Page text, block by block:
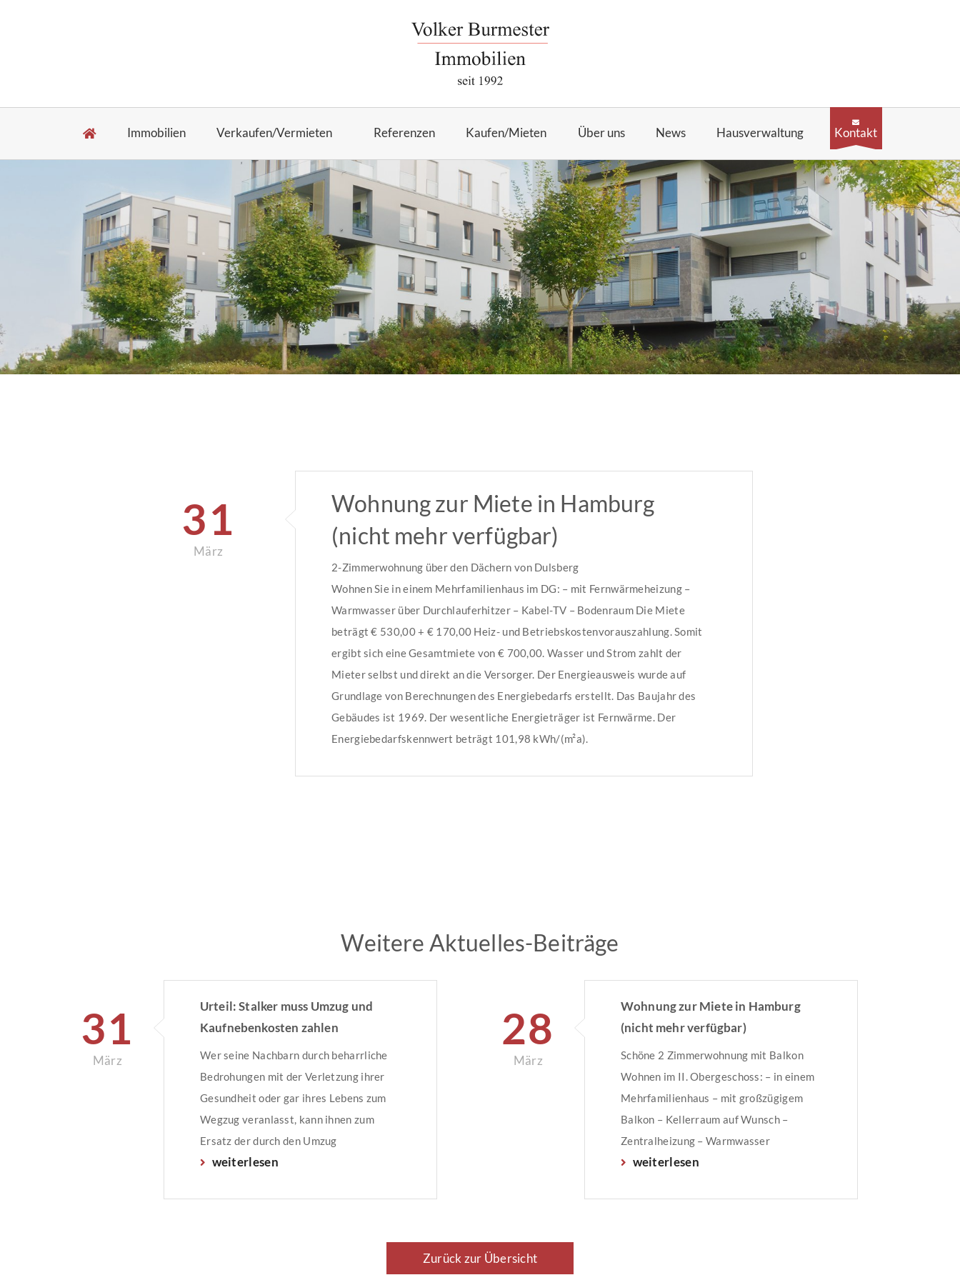
Immobilien Verkaufen/Vermieten Referenzen Kaufen/Mieten Über uns News Hausverwaltung Kontakt
31
März
Wohnung zur Miete in Hamburg
(nicht mehr verfügbar)
2-Zimmerwohnung über den Dächern von Dulsberg
Wohnen Sie in einem Mehrfamilienhaus im DG: – mit Fernwärmeheizung –
Warmwasser über Durchlauferhitzer – Kabel-TV – Bodenraum Die Miete
beträgt € 530,00 + € 170,00 Heiz- und Betriebskostenvorauszahlung. Somit
ergibt sich eine Gesamtmiete von € 700,00. Wasser und Strom zahlt der
Mieter selbst und direkt an die Versorger. Der Energieausweis wurde auf
Grundlage von Berechnungen des Energiebedarfs erstellt. Das Baujahr des
Gebäudes ist 1969. Der wesentliche Energieträger ist Fernwärme. Der
Energiebedarfskennwert beträgt 101,98 kWh/(m²a).
Weitere Aktuelles-Beiträge
31
März
Urteil: Stalker muss Umzug und
Kaufnebenkosten zahlen
Wer seine Nachbarn durch beharrliche
Bedrohungen mit der Verletzung ihrer
Gesundheit oder gar ihres Lebens zum
Wegzug veranlasst, kann ihnen zum
Ersatz der durch den Umzug
entstehenden Schäden verpflichtet sein.
weiterlesen
28
März
Wohnung zur Miete in Hamburg
(nicht mehr verfügbar)
Schöne 2 Zimmerwohnung mit Balkon
Wohnen im II. Obergeschoss: – in einem
Mehrfamilienhaus – mit großzügigem
Balkon – Kellerraum auf Wunsch –
Zentralheizung – Warmwasser
elektrisch
weiterlesen
Zurück zur Übersicht